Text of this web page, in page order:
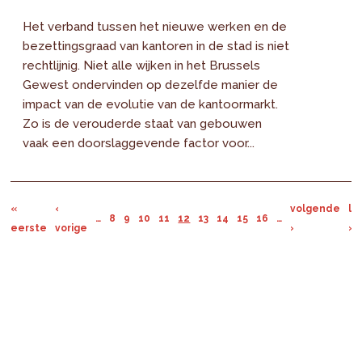
Het verband tussen het nieuwe werken en de
bezettingsgraad van kantoren in de stad is niet
rechtlijnig. Niet alle wijken in het Brussels
Gewest ondervinden op dezelfde manier de
impact van de evolutie van de kantoormarkt.
Zo is de verouderde staat van gebouwen
vaak een doorslaggevende factor voor...
«
eerste
‹
vorige
… 8 9 10 11 12 13 14 15 16 …
volgende
›
»